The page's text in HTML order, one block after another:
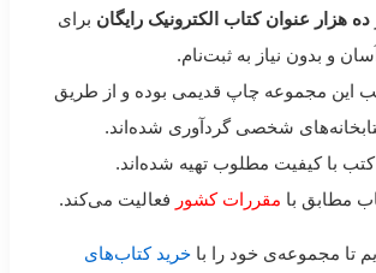
ده هزار عنوان کتاب الکترونیک رایگان برای
و بدون نیاز به ثبت‌نام.
این مجموعه چاپ قدیمی بوده و از طریق
شخصی گردآوری شده‌اند.
با کیفیت مطلوب تهیه شده‌اند.
مطابق با مقررات کشور فعالیت می‌کند.
تا مجموعه‌ی خود را با خرید کتاب‌های